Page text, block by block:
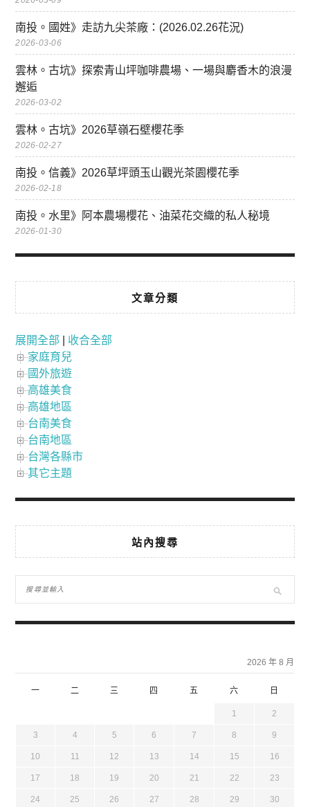
南投。國姓》走訪九尖茶廠：(2026.02.26花況)
2026-03-06
雲林。古坑》探索青山坪咖啡農場、一場與麝香木的浪漫
邂逅
2026-03-02
雲林。古坑》2026草嶺石壁櫻花季
2026-02-27
南投。信義》2026草坪頭玉山觀光茶園櫻花季
2026-02-18
南投。水里》阿本農場櫻花、油菜花交織的私人秘境
2026-01-30
文章分類
展開全部
收合全部
家庭育兒
國外旅遊
高雄美食
高雄地區
台南美食
台南地區
台灣各縣市
其它主題
站內搜尋
2026 年 8 月
一 二 三 四 五 六 日
1 2
3 4 5 6 7 8 9
10 11 12 13 14 15 16
17 18 19 20 21 22 23
24 25 26 27 28 29 30